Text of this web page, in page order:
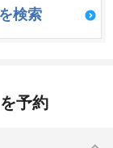
検索
予約